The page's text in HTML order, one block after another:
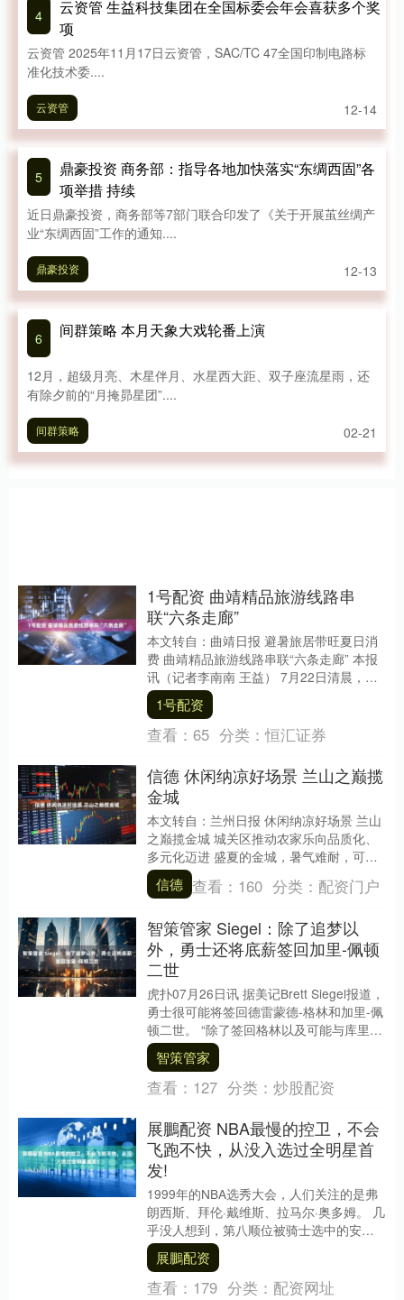
4
云资管 生益科技集团在全国标委会年会喜获多个奖
项
云资管 2025年11月17日云资管，SAC/TC 47全国印制电路标
准化技术委....
云资管 12-14
5
鼎豪投资 商务部：指导各地加快落实“东绸西固”各
项举措 持续
近日鼎豪投资，商务部等7部门联合印发了《关于开展茧丝绸产
业“东绸西固”工作的通知....
鼎豪投资 12-13
6 间群策略 本月天象大戏轮番上演
12月，超级月亮、木星伴月、水星西大距、双子座流星雨，还
有除夕前的“月掩昴星团”....
间群策略 02-21
1号配资 曲靖精品旅游线路串
联“六条走廊”
本文转自：曲靖日报 避暑旅居带旺夏日消
费 曲靖精品旅游线路串联“六条走廊” 本报
讯（记者李南南 王益） 7月22日清晨，麒
麟区文华街道丰登小学前，一辆辆旅游大
巴....
1号配资
查看： 65 分类：恒汇证券
信德 休闲纳凉好场景 兰山之巅揽
金城
本文转自：兰州日报 休闲纳凉好场景 兰山
之巅揽金城 城关区推动农家乐向品质化、
多元化迈进 盛夏的金城，暑气难耐，可在
兰山之巅却是凉风习习、满目葱茏，一幅
生态优美....
信德 查看： 160 分类： 配资门户
智策管家 Siegel：除了追梦以
外，勇士还将底薪签回加里-佩顿
二世
虎扑07月26日讯 据美记Brett Siegel报道，
勇士很可能将签回德雷蒙德-格林和加里-佩
顿二世。 “除了签回格林以及可能与库里续
约之外，勇士很可能以底薪....
智策管家
查看： 127 分类： 炒股配资
展鵬配资 NBA最慢的控卫，不会
飞跑不快，从没入选过全明星首
发!
1999年的NBA选秀大会，人们关注的是弗
朗西斯、拜伦·戴维斯、拉马尔·奥多姆。 几
乎没人想到，第八顺位被骑士选中的安德
烈·米勒，会成为那届选秀里职业生涯最
长、....
展鵬配资
查看： 179 分类： 配资网址